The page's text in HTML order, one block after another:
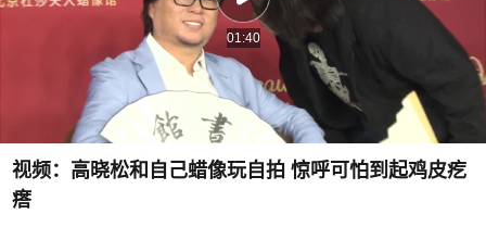
01:40
视频：高晓松和自己蜡像玩自拍 惊呼可怕到起鸡皮疙
瘩